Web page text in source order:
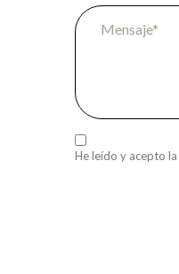
He leído y acepto la